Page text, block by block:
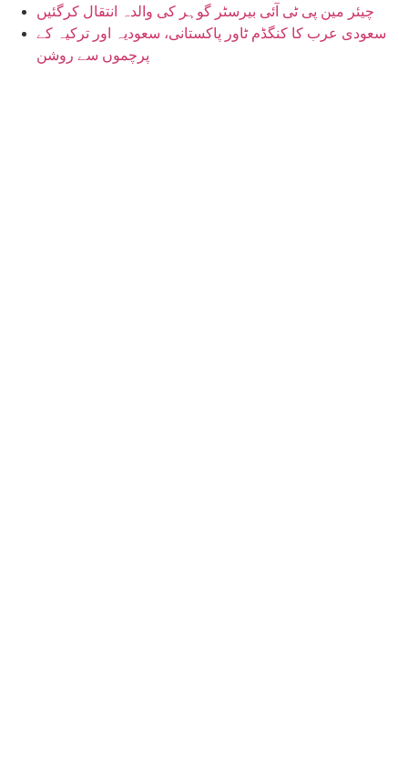
چیئر مین پی ٹی آئی بیرسٹر گوہر کی والدہ انتقال کرگئیں
سعودی عرب کا کنگڈم ٹاور پاکستانی، سعودیہ اور ترکیہ کے
پرچموں سے روشن